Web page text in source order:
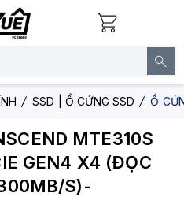
SSD | Ổ CỨNG SSD Ổ
MTE310S
GEN4 X4 (ĐỌC
S)-